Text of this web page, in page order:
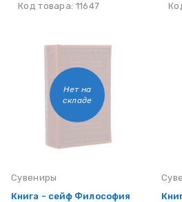
Код товара: 11647
Нет на
складе
Сувениры
Книга - сейф Философия